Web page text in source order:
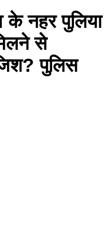
के नहर पुलिया
से
पुलिस